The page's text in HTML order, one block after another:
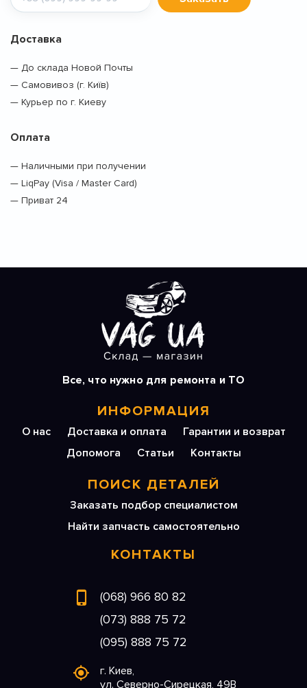
Доставка
— До склада Новой Почты
— Самовивоз (г. Київ)
— Курьер по г. Киеву
Оплата
— Наличными при получении
— LiqPay (Visa / Master Card)
— Приват 24
Все, что нужно для ремонта и ТО
ИНФОРМАЦИЯ
О нас Доставка и оплата
Гарантии и возврат
Допомога
Статьи Контакты
ПОИСК ДЕТАЛЕЙ
Заказать подбор специалистом
Найти запчасть самостоятельно
КОНТАКТЫ
(068) 966 80 82
(073) 888 75 72
(095) 888 75 72
г. Киев,
ул. Северно-Сирецкая, 49В